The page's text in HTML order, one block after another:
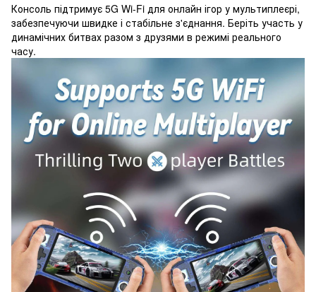
Консоль підтримує 5G Wi-Fi для онлайн ігор у мультиплеєрі,
забезпечуючи швидке і стабільне з'єднання. Беріть участь у
динамічних битвах разом з друзями в режимі реального
часу.